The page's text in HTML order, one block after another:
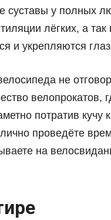
суставы у полных
лёгких, а
и укрепляются
не
велопрокатов,
потратив кучу
проведёте
на